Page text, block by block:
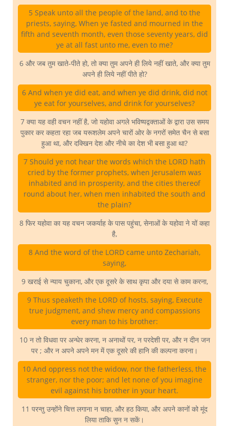
5 Speak unto all the people of the land, and to the
priests, saying, When ye fasted and mourned in the
fifth and seventh month, even those seventy years, did
ye at all fast unto me, even to me?
6 और जब तुम खाते-पीते हो, तो क्या तुम अपने ही लिये नहीं खाते, और क्या तुम
अपने ही लिये नहीं पीते हो?
6 And when ye did eat, and when ye did drink, did not
ye eat for yourselves, and drink for yourselves?
7 क्या यह वही वचन नहीं है, जो यहोवा अगले भविष्यद्वक्ताओं के द्वारा उस समय
पुकार कर कहता रहा जब यरूशलेम अपने चारों ओर के नगरों समेत चैन से बसा
हुआ था, और दक्खिन देश और नीचे का देश भी बसा हुआ था?
7 Should ye not hear the words which the LORD hath
cried by the former prophets, when Jerusalem was
inhabited and in prosperity, and the cities thereof
round about her, when men inhabited the south and
the plain?
8 फिर यहोवा का यह वचन जकर्याह के पास पहुंचा, सेनाओं के यहोवा ने यों कहा
है,
8 And the word of the LORD came unto Zechariah,
saying,
9 खराई से न्याय चुकाना, और एक दूसरे के साथ कृपा और दया से काम करना,
9 Thus speaketh the LORD of hosts, saying, Execute
true judgment, and shew mercy and compassions
every man to his brother:
10 न तो विधवा पर अन्धेर करना, न अनाथों पर, न परदेशी पर, और न दीन जन
पर ; और न अपने अपने मन में एक दूसरे की हानि की कल्पना करना।
10 And oppress not the widow, nor the fatherless, the
stranger, nor the poor; and let none of you imagine
evil against his brother in your heart.
11 परन्तु उन्होंने चित्त लगाना न चाहा, और हठ किया, और अपने कानों को मूंद
लिया ताकि सुन न सकें।